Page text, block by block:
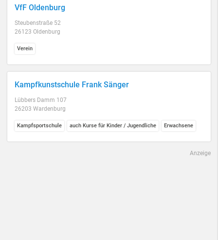
VfF Oldenburg
Steubenstraße 52
26123 Oldenburg
Verein
Kampfkunstschule Frank Sänger
Lübbers Damm 107
26203 Wardenburg
Kampfsportschule auch Kurse für Kinder / Jugendliche Erwachsene
Anzeige